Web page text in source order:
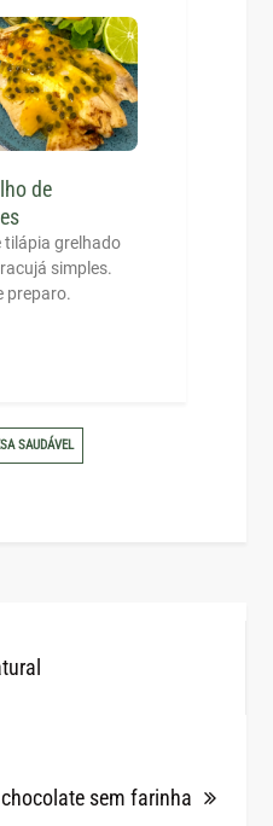
de
tilápia grelhado
simples.
preparo.
SAUDÁVEL
sem farinha